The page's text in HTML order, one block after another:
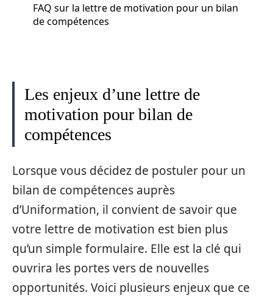
FAQ sur la lettre de motivation pour un bilan
de compétences
Les enjeux d’une lettre de
motivation pour bilan de
compétences
Lorsque vous décidez de postuler pour un
bilan de compétences auprès
d’Uniformation, il convient de savoir que
votre lettre de motivation est bien plus
qu’un simple formulaire. Elle est la clé qui
ouvrira les portes vers de nouvelles
opportunités. Voici plusieurs enjeux que ce